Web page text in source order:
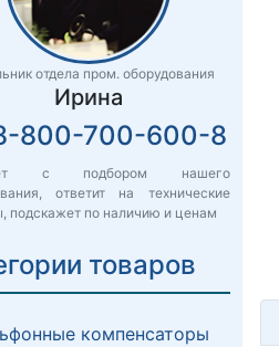
отдела пром. оборудования
Ирина
800-700-600-8
с подбором нашего
ответит на технические
подскажет по наличию и ценам
товаров
компенсаторы